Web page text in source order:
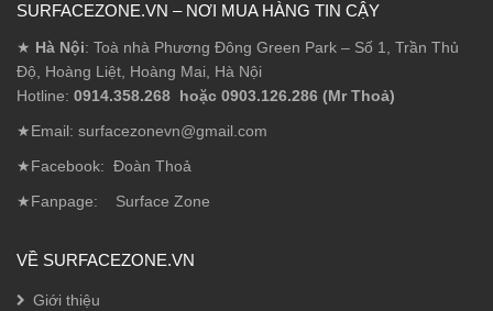
SURFACEZONE.VN – NƠI MUA HÀNG TIN CẬY
★ Hà Nội: Toà nhà Phương Đông Green Park – Số 1, Trần Thủ
Độ, Hoàng Liệt, Hoàng Mai, Hà Nội
Hotline: 0914.358.268 hoặc 0903.126.286 (Mr Thoả)
★Email: surfacezonevn@gmail.com
★Facebook: Đoàn Thoả
★Fanpage: Surface Zone
VỀ SURFACEZONE.VN
Giới thiệu